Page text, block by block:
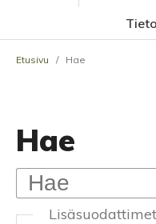
Etusivu / Hae
Hae
Lisäsuodattimet